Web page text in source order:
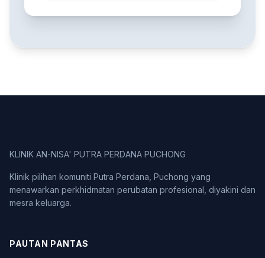
KLINIK AN-NISA' PUTRA PERDANA PUCHONG
Klinik pilihan komuniti Putra Perdana, Puchong yang
menawarkan perkhidmatan perubatan profesional, diyakini dan
mesra keluarga.
PAUTAN PANTAS